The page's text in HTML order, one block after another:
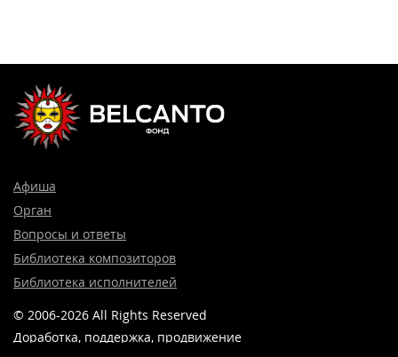
Афиша
Орган
Вопросы и ответы
Библиотека композиторов
Библиотека исполнителей
© 2006-2026 All Rights Reserved
Доработка, поддержка, продвижение